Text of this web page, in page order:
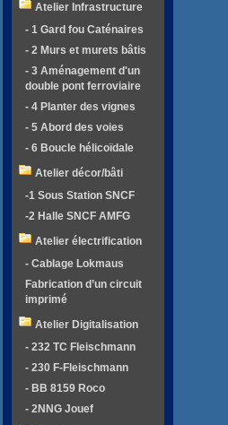
Atelier Infrastructure
- 1 Gard fou Caténaires
- 2 Murs et murets bâtis
- 3 Aménagement d'un
double pont ferroviaire
- 4 Planter des vignes
- 5 Abord des voies
- 6 Boucle hélicoïdale
Atelier décor/bâti
-1 Sous Station SNCF
-2 Halle SNCF AMFG
Atelier électrification
- Cablage Lokmaus
Fabrication d’un circuit
imprimé
Atelier Digitalisation
- 232 TC Fleischmann
- 230 F-Fleischmann
- BB 8159 Roco
- 2NNG Jouef